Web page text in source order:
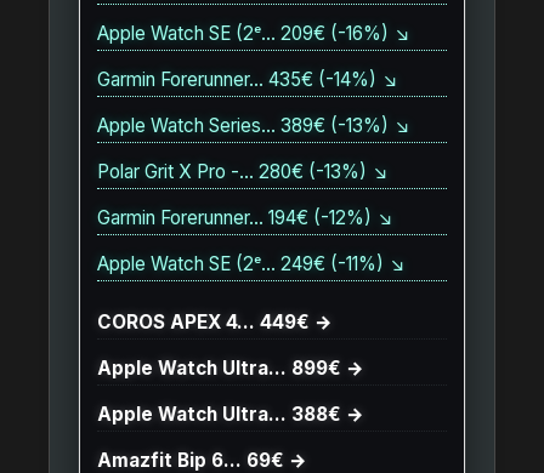
Apple Watch SE (2ᵉ… 209€ (-16%) ↘
Garmin Forerunner… 435€ (-14%) ↘
Apple Watch Series… 389€ (-13%) ↘
Polar Grit X Pro -… 280€ (-13%) ↘
Garmin Forerunner… 194€ (-12%) ↘
Apple Watch SE (2ᵉ… 249€ (-11%) ↘
COROS APEX 4… 449€ →
Apple Watch Ultra… 899€ →
Apple Watch Ultra… 388€ →
Amazfit Bip 6… 69€ →